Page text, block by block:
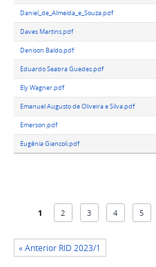
Daniel_de_Almeida_e_Souza.pdf
Daves Martins.pdf
Denison Baldo.pdf
Eduardo Seabra Guedes.pdf
Ely Wagner.pdf
Emanuel Augusto de Oliveira e Silva.pdf
Emerson.pdf
Eugênia Giancoli.pdf
1 2 3 4 5
« Anterior RID 2023/1